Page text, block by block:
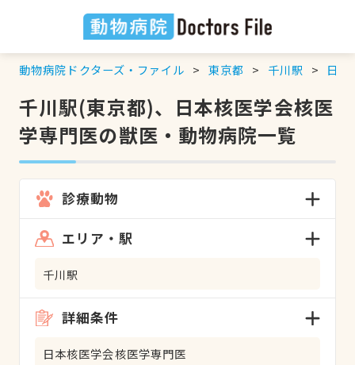
動物病院ドクターズ・ファイル 東京都 千川駅 日本
千川駅(東京都)、日本核医学会核医
学専門医の獣医・動物病院一覧
診療動物
エリア・駅
千川駅
詳細条件
日本核医学会核医学専門医